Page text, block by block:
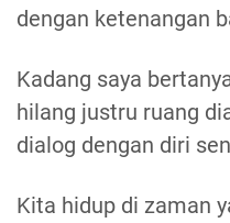
dengan ketenangan
Kadang saya
hilang justru ruang
dialog dengan diri
Kita hidup di zaman